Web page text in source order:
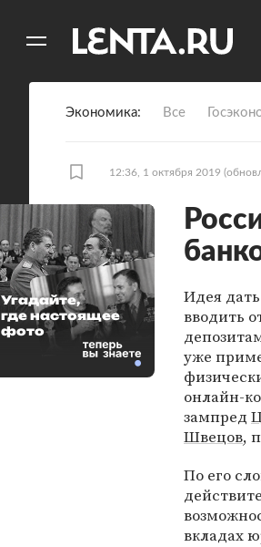
Экономика Все
12:36, 1 октября 2019
Идея
вводить
уже
онлайн-
зампред
Швецов,
По его
вкладах
Угадайте,
где настоящее
фото